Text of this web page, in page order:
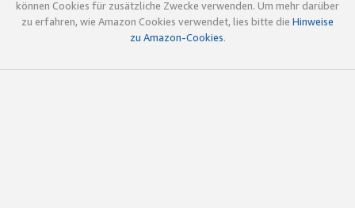
können Cookies für zusätzliche Zwecke verwenden. Um mehr darüber
zu erfahren, wie Amazon Cookies verwendet, lies bitte die Hinweise
zu Amazon-Cookies.